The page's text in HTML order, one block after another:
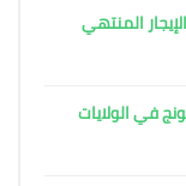
الإيجار المنتهي
في الولايات